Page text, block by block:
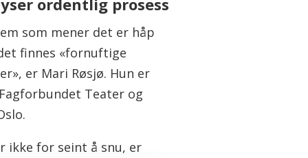
som mener det er håp
finnes «fornuftige
er Mari Røsjø. Hun er
Teater og
ikke for seint å snu, er